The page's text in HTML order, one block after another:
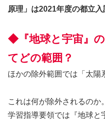
原理」は2021年度の都立
◆『地球と宇宙』
てどの範囲？
ほかの除外範囲では「太陽
これは何が除外されるのか。
学習指導要領では『地球と